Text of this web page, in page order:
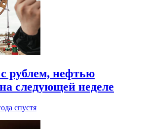
рублем, нефтью
следующей неделе
спустя